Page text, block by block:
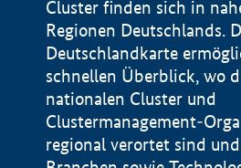
Cluster finden sich in
Regionen Deutschlands.
Deutschlandkarte
schnellen Überblick, wo
nationalen Cluster und
Clustermanagement-
regional verortet sind